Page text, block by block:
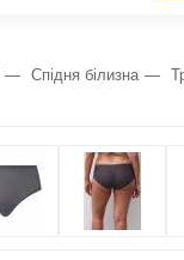
Спідня білизна